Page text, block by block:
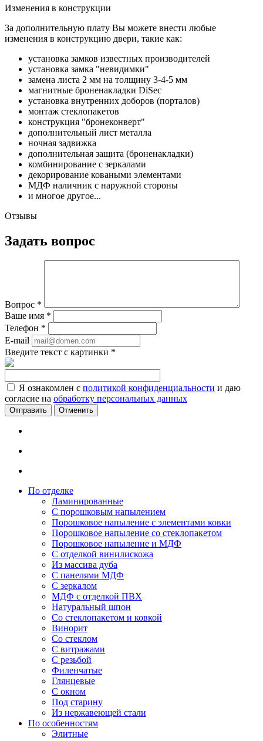
Изменения в конструкции
За дополнительную плату Вы можете внести любые
изменения в конструкцию двери, такие как:
установка замков известных производителей
установка замка "невидимки"
замена листа 2 мм на толщину 3-4-5 мм
магнитные броненакладки DiSec
установка внутренних доборов (порталов)
монтаж стеклопакетов
конструкция "бронеконверт"
дополнительный лист металла
ночная задвижка
дополнительная защита (броненакладки)
комбинирование с зеркалами
декорирование коваными элементами
МДФ наличник с наружной стороны
и многое другое...
Отзывы
Задать вопрос
Вопрос *
Ваше имя *
Телефон *
E-mail
Введите текст с картинки *
Я ознакомлен с политикой конфиденциальности и даю
согласие на обработку персональных данных
Отменить
По отделке
Ламинированные
С порошковым напылением
Порошковое напыление с элементами ковки
Порошковое напыление со стеклопакетом
Порошковое напыление и МДФ
С отделкой винилискожа
Из массива дуба
С панелями МДФ
С зеркалом
МДФ с отделкой ПВХ
Натуральный шпон
Со стеклопакетом и ковкой
Винорит
Со стеклом
С витражами
С резьбой
Филенчатые
Глянцевые
С окном
Под старину
Из нержавеющей стали
По особенностям
Элитные